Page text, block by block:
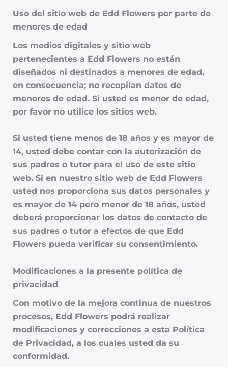
Uso del sitio web de Edd Flowers por parte de
menores de edad
Los medios digitales y sitio web
pertenecientes a Edd Flowers no están
diseñados ni destinados a menores de edad,
en consecuencia; no recopilan datos de
menores de edad. Si usted es menor de edad,
por favor no utilice los sitios web.
Si usted tiene menos de 18 años y es mayor de
14, usted debe contar con la autorización de
sus padres o tutor para el uso de este sitio
web. Si en nuestro sitio web de Edd Flowers
usted nos proporciona sus datos personales y
es mayor de 14 pero menor de 18 años, usted
deberá proporcionar los datos de contacto de
sus padres o tutor a efectos de que Edd
Flowers pueda verificar su consentimiento.
Modificaciones a la presente política de
privacidad
Con motivo de la mejora continua de nuestros
procesos, Edd Flowers podrá realizar
modificaciones y correcciones a esta Política
de Privacidad, a los cuales usted da su
conformidad.